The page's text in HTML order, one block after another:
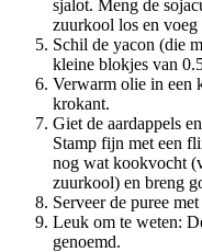
sjalot. Meng de
zuurkool los en voeg
Schil de yacon (die
kleine blokjes van
Verwarm olie in een
krokant.
Giet de aardappels
Stamp fijn met een
nog wat kookvocht
zuurkool) en breng
Serveer de puree
Leuk om te weten:
genoemd.